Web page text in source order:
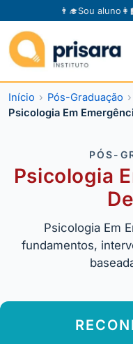
👨‍🎓Sou aluno
Início Pós-Graduação
Psicologia Em
PÓS-
Psicologia
Psicologia Em
fundamentos,